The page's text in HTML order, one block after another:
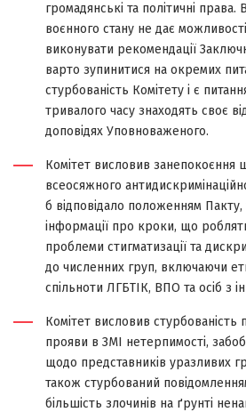
громадянські та політичні
воєнного стану не дає
виконувати рекомендації
варто зупинитися на окремих
стурбованість Комітету і є
тривалого часу знаходять своє
доповідях Уповноваженого.
Комітет висловив занепокоєння
всеосяжного
б відповідало положенням Пакту,
інформації про кроки, що
проблеми стигматизації та
до численних груп, включаючи
спільноти ЛГБТІК, ВПО та осіб з
Комітет висловив стурбованість
прояви в ЗМІ нетерпимості,
щодо представників уразливих
також стурбований
більшість злочинів на ґрунті